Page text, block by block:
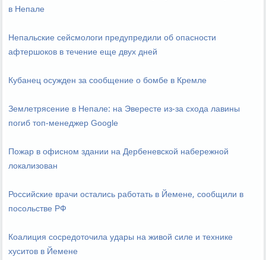
в Непале
Непальские сейсмологи предупредили об опасности
афтершоков в течение еще двух дней
Кубанец осужден за сообщение о бомбе в Кремле
Землетрясение в Непале: на Эвересте из-за схода лавины
погиб топ-менеджер Google
Пожар в офисном здании на Дербеневской набережной
локализован
Российские врачи остались работать в Йемене, сообщили в
посольстве РФ
Коалиция сосредоточила удары на живой силе и технике
хуситов в Йемене